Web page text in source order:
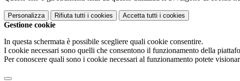
Personalizza Rifiuta tutti i cookies Accetta tutti i cookies
Gestione cookie
In questa schermata è possibile scegliere quali cookie consentire.
I cookie necessari sono quelli che consentono il funzionamento della
Per conoscere quali sono i cookie necessari al funzionamento potete